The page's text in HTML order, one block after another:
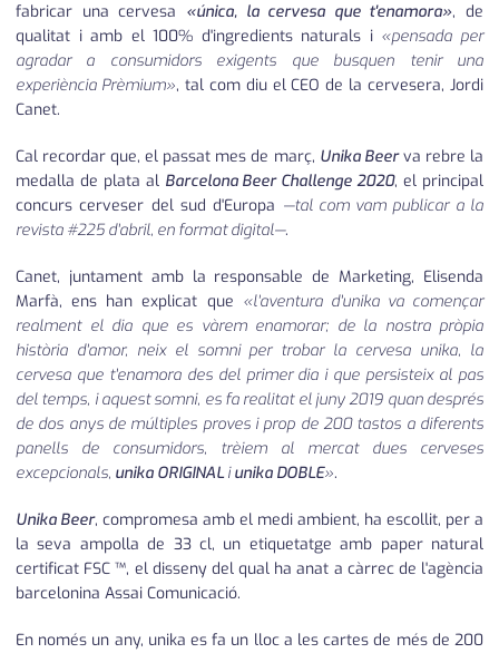
urbanisme
editorial
fabricar una cervesa «única, la cervesa que t'enamora», de
qualitat i amb el 100% d'ingredients naturals i «pensada per
agradar a consumidors exigents que busquen tenir una
experiència Prèmium», tal com diu el CEO de la cervesera, Jordi
Canet.
Cal recordar que, el passat mes de març, Unika Beerva rebre la
medalla de plata al Barcelona Beer Challenge 2020, el principal
concurs cerveser del sud d'Europa —tal com vam publicar a la
revista #225 d'abril, en format digital—.
Canet, juntament amb la responsable de Marketing, Elisenda
Marfà, ens han explicat que «l'aventura d'unikava començar
realment el dia que es vàrem enamorar; de la nostra pròpia
història d'amor, neix el somni per trobar la cervesa unika, la
cervesa que t'enamora des del primer dia i que persisteix al pas
del temps, i aquest somni, es fa realitat el juny 2019 quan després
de dos anys de múltiples proves i prop de 200 tastos a diferents
panells de consumidors, trèiem al mercat dues cerveses
excepcionals, unika ORIGINALiunika DOBLE».
Unika Beer, compromesa amb el medi ambient, ha escollit, per a
la seva ampolla de 33 cl, un etiquetatge amb paper natural
certificat FSC ™, el disseny del qual ha anat a càrrec de l'agència
barcelonina Assai Comunicació.
En només un any, unika es fa un lloc a les cartes de més de 200